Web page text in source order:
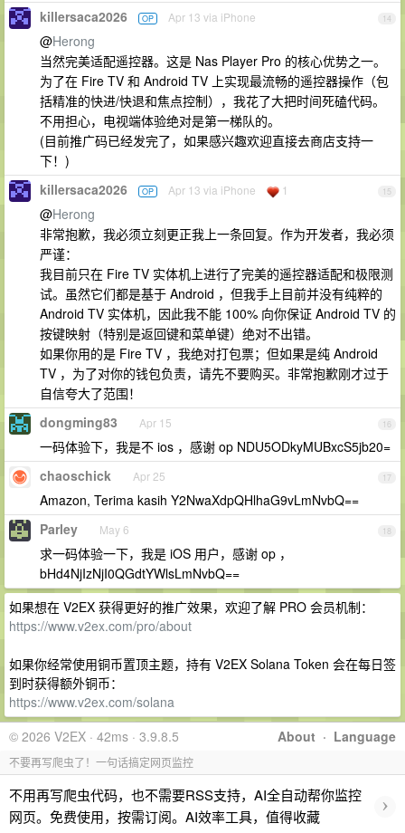
14
killersaca2026 OP Apr 13 via iPhone
@Herong
当然完美适配遥控器。这是 Nas Player Pro 的核心优势之一。
为了在 Fire TV 和 Android TV 上实现最流畅的遥控器操作（包
括精准的快进/快退和焦点控制），我花了大把时间死磕代码。
不用担心，电视端体验绝对是第一梯队的。
(目前推广码已经发完了，如果感兴趣欢迎直接去商店支持一
下！)
15
killersaca2026 OP Apr 13 via iPhone 1
@Herong
非常抱歉，我必须立刻更正我上一条回复。作为开发者，我必须
严谨：
我目前只在 Fire TV 实体机上进行了完美的遥控器适配和极限测
试。虽然它们都是基于 Android ，但我手上目前并没有纯粹的
Android TV 实体机，因此我不能 100% 向你保证 Android TV 的
按键映射（特别是返回键和菜单键）绝对不出错。
如果你用的是 Fire TV ，我绝对打包票；但如果是纯 Android
TV ，为了对你的钱包负责，请先不要购买。非常抱歉刚才过于
自信夸大了范围！
16
dongming83 Apr 15
一码体验下，我是不 ios ，感谢 op NDU5ODkyMUBxcS5jb20=
17
chaoschick Apr 25
Amazon, Terima kasih Y2NwaXdpQHlhaG9vLmNvbQ==
18
Parley May 6
求一码体验一下，我是 iOS 用户，感谢 op ，
bHd4NjIzNjI0QGdtYWlsLmNvbQ==
如果想在 V2EX 获得更好的推广效果，欢迎了解 PRO 会员机制：
https://www.v2ex.com/pro/about
如果你经常使用铜币置顶主题，持有 V2EX Solana Token 会在每日签
到时获得额外铜币：
https://www.v2ex.com/solana
About · Language
© 2026 V2EX · 42ms · 3.9.8.5
不要再写爬虫了！一句话搞定网页监控
不用再写爬虫代码，也不需要RSS支持，AI全自动帮你监控
网页。免费使用，按需订阅。AI效率工具，值得收藏
›